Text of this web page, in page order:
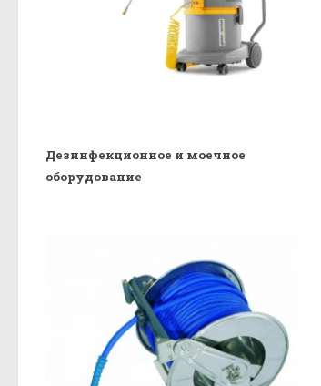
Дезинфекционное и моечное
оборудование